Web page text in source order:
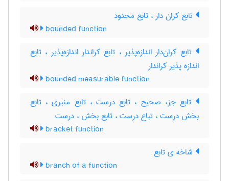
تابع کران دار ، تابع محدود
bounded function
تابع کران‌دار اندازه‌پذیر ، تابع کراندار اندازه‌پذیر ، تابع
اندازه پذیر کراندار
bounded measurable function
تابع جزء صحیح ، تابع درست ، تابع منبری ، تابع
بخش درست ، تباع درست ، تابع بخش ، درست
bracket function
شاخه ی تابع
branch of a function